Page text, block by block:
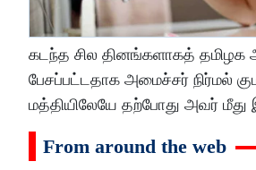
கடந்த சில தினங்களாகத் தமிழக
பேசப்பட்டதாக அமைச்சர் நிர்மல்
மத்தியிலேயே தற்போது அவர் மீது
From around the web